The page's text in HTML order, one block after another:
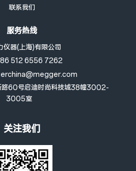
联系我们
服务热线
仪器(上海)有限公司
512 6556 7262
路60号启迪时尚科技城38幢3002-
3005室
关注我们